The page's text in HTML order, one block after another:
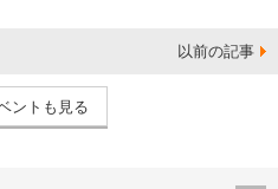
以前の記事
ントも見る